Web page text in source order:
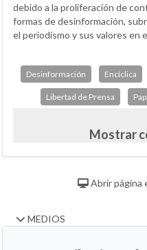
debido a la proliferación de
formas de desinformación,
el periodismo y sus valores
Desinformación Encíclica
Libertad de Prensa
Mostrar
Abrir página
MEDIOS